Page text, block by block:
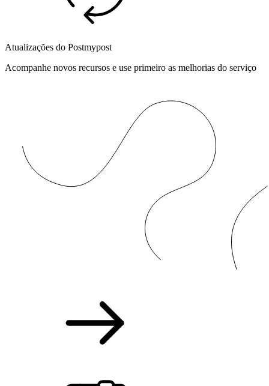
Atualizações do Postmypost
Acompanhe novos recursos e use primeiro as melhorias do serviço